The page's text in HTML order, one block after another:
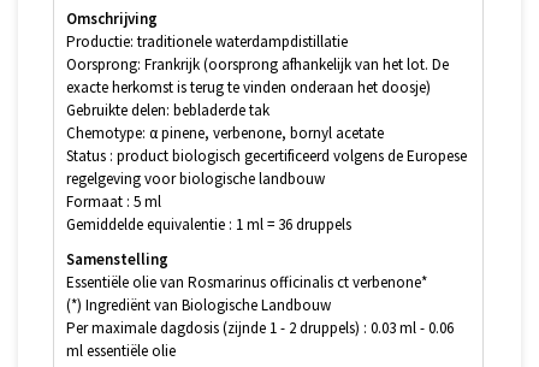
Omschrijving
Productie: traditionele waterdampdistillatie
Oorsprong: Frankrijk (oorsprong afhankelijk van het lot. De
exacte herkomst is terug te vinden onderaan het doosje)
Gebruikte delen: bebladerde tak
Chemotype: α pinene, verbenone, bornyl acetate
Status : product biologisch gecertificeerd volgens de Europese
regelgeving voor biologische landbouw
Formaat : 5 ml
Gemiddelde equivalentie : 1 ml = 36 druppels
Samenstelling
Essentiële olie van Rosmarinus officinalis ct verbenone*
(*) Ingrediënt van Biologische Landbouw
Per maximale dagdosis (zijnde 1 - 2 druppels) : 0.03 ml - 0.06
ml essentiële olie